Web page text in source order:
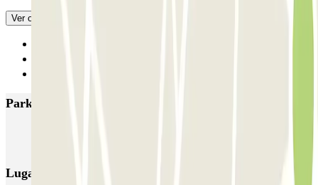
Ver original
Parkings más valorados en Mollet del Vallés
Lugares y eventos interesantes cerca de Parc De Les